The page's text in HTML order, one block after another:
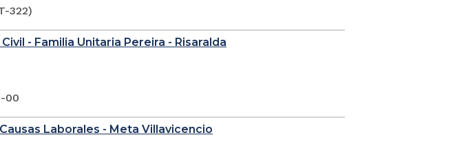
322)
- Familia Unitaria Pereira - Risaralda
00
Laborales - Meta Villavicencio